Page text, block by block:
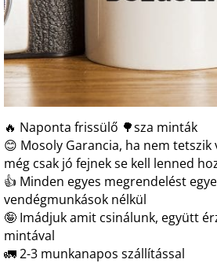
🔥 Naponta frissülő 🌳sza minták
😊 Mosoly Garancia, ha nem
még csak jó fejnek se kell lenned
👍 Minden egyes megrendelést
vendégmunkások nélkül
🤪 Imádjuk amit csinálunk, együtt
mintával
🚛 2-3 munkanapos szállítással